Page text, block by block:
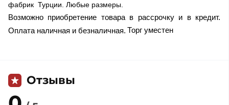
фабрик Турции. Любые размеры.
Возможно приобретение товара в рассрочку и в кредит.
Оплата наличная и безналичная. Торг уместен
Отзывы